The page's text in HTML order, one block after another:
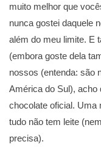
muito melhor que
nunca gostei daquele
além do meu limite. E
(embora goste dela
nossos (entenda: são
América do Sul),
chocolate oficial. Uma
tudo não tem leite
precisa).